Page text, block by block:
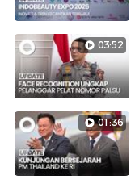
03:52
01:36